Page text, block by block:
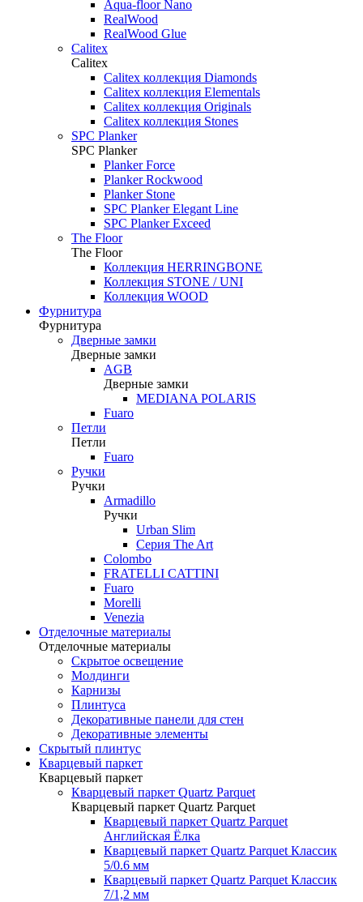
Aqua-floor Nano
RealWood
RealWood Glue
Calitex
Calitex
Calitex коллекция Diamonds
Calitex коллекция Elementals
Calitex коллекция Originals
Calitex коллекция Stones
SPC Planker
SPC Planker
Planker Force
Planker Rockwood
Planker Stone
SPC Planker Elegant Line
SPC Planker Exceed
The Floor
The Floor
Коллекция HERRINGBONE
Коллекция STONE / UNI
Коллекция WOOD
Фурнитура
Фурнитура
Дверные замки
Дверные замки
AGB
Дверные замки
MEDIANA POLARIS
Fuaro
Петли
Петли
Fuaro
Ручки
Ручки
Armadillo
Ручки
Urban Slim
Серия The Art
Colombo
FRATELLI CATTINI
Fuaro
Morelli
Venezia
Отделочные материалы
Отделочные материалы
Скрытое освещение
Молдинги
Карнизы
Плинтуса
Декоративные панели для стен
Декоративные элементы
Скрытый плинтус
Кварцевый паркет
Кварцевый паркет
Кварцевый паркет Quartz Parquet
Кварцевый паркет Quartz Parquet
Кварцевый паркет Quartz Parquet
Английская Ёлка
Кварцевый паркет Quartz Parquet Классик
5/0.6 мм
Кварцевый паркет Quartz Parquet Классик
7/1,2 мм